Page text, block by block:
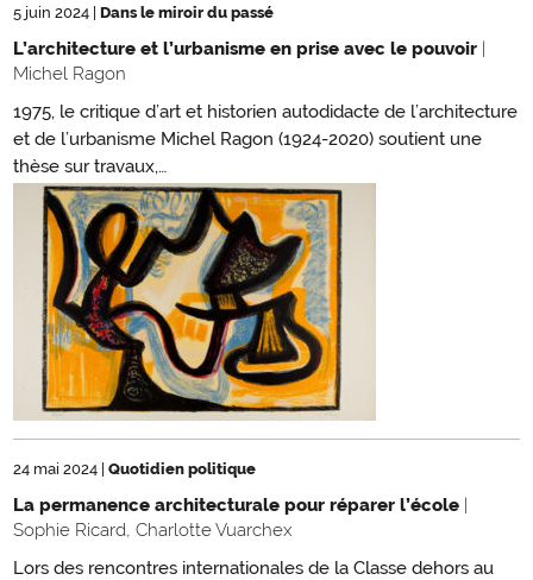
5 juin 2024 Dans le miroir du passé
L’architecture et l’urbanisme en prise avec le pouvoir |
Michel Ragon
1975, le critique d’art et historien autodidacte de l’architecture
et de l’urbanisme Michel Ragon (1924-2020) soutient une
thèse sur travaux,…
24 mai 2024 Quotidien politique
La permanence architecturale pour réparer l’école |
Sophie Ricard, Charlotte Vuarchex
Lors des rencontres internationales de la Classe dehors au